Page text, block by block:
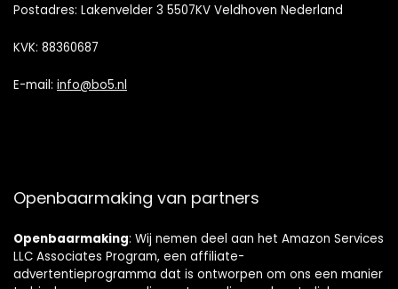
Postadres: Lakenvelder 3 5507KV Veldhoven Nederland
KVK: 88360687
E-mail: info@bo5.nl
Openbaarmaking van partners
Openbaarmaking: Wij nemen deel aan het Amazon Services
LLC Associates Program, een affiliate-
advertentieprogramma dat is ontworpen om ons een manier